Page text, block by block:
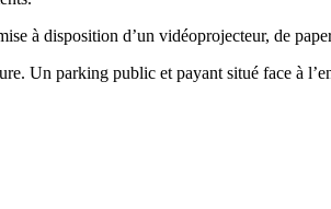
à disposition d’un vidéoprojecteur, de
Un parking public et payant situé face à